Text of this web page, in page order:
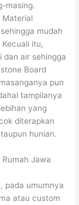
masing.
Material
mudah
itu,
dan air sehingga
Board
pun
tampilanya
yang
diterapkan
hunian.
Jawa
pada umumnya
atau custom